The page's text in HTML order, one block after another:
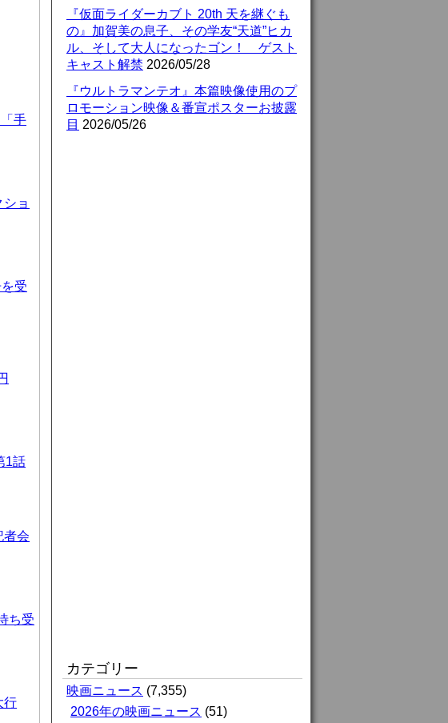
手
ョ
受
1話
者会
ち受
行
『仮面ライダーカブト 20th 天を継ぐも
の』加賀美の息子、その学友“天道”ヒカ
ル、そして大人になったゴン！ ゲスト
キャスト解禁 2026/05/28
『ウルトラマンテオ』本篇映像使用のプ
ロモーション映像＆番宣ポスターお披露
目 2026/05/26
カテゴリー
映画ニュース (7,355)
2026年の映画ニュース (51)